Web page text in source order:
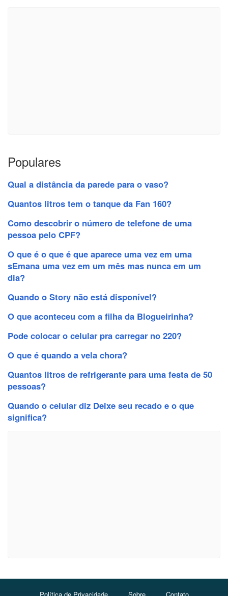
Populares
Qual a distância da parede para o vaso?
Quantos litros tem o tanque da Fan 160?
Como descobrir o número de telefone de uma
pessoa pelo CPF?
O que é o que é que aparece uma vez em uma
sEmana uma vez em um mês mas nunca em um
dia?
Quando o Story não está disponível?
O que aconteceu com a filha da Blogueirinha?
Pode colocar o celular pra carregar no 220?
O que é quando a vela chora?
Quantos litros de refrigerante para uma festa de 50
pessoas?
Quando o celular diz Deixe seu recado e o que
significa?